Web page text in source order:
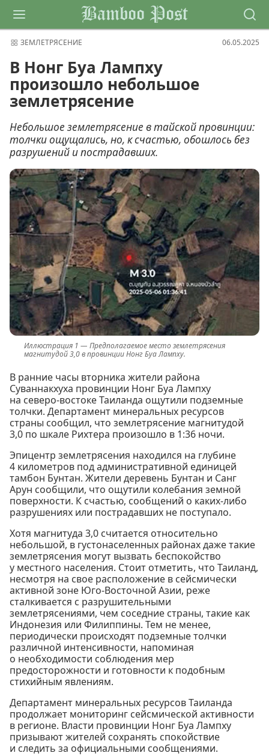
Bamboo Post
ЗЕМЛЕТРЯСЕНИЕ 06.05.2025
В Нонг Буа Лампху
произошло небольшое
землетрясение
Небольшое землетрясение в тайской провинции:
толчки ощущались, но, к счастью, обошлось без
разрушений и пострадавших.
Предполагаемое место землетрясения
магнитудой 3,0 в провинции Нонг Буа Лампху.
В ранние часы вторника жители района
Суваннакхуха провинции Нонг Буа Лампху
на северо-востоке Таиланда ощутили подземные
толчки. Департамент минеральных ресурсов
страны сообщил, что землетрясение магнитудой
3,0 по шкале Рихтера произошло в 1:36 ночи.
Эпицентр землетрясения находился на глубине
4 километров под административной единицей
тамбон Бунтан. Жители деревень Бунтан и Санг
Арун сообщили, что ощутили колебания земной
поверхности. К счастью, сообщений о каких-либо
разрушениях или пострадавших не поступало.
Хотя магнитуда 3,0 считается относительно
небольшой, в густонаселенных районах даже такие
землетрясения могут вызвать беспокойство
у местного населения. Стоит отметить, что Таиланд,
несмотря на свое расположение в сейсмически
активной зоне Юго-Восточной Азии, реже
сталкивается с разрушительными
землетрясениями, чем соседние страны, такие как
Индонезия или Филиппины. Тем не менее,
периодически происходят подземные толчки
различной интенсивности, напоминая
о необходимости соблюдения мер
предосторожности и готовности к подобным
стихийным явлениям.
Департамент минеральных ресурсов Таиланда
продолжает мониторинг сейсмической активности
в регионе. Власти провинции Нонг Буа Лампху
призывают жителей сохранять спокойствие
и следить за официальными сообщениями.